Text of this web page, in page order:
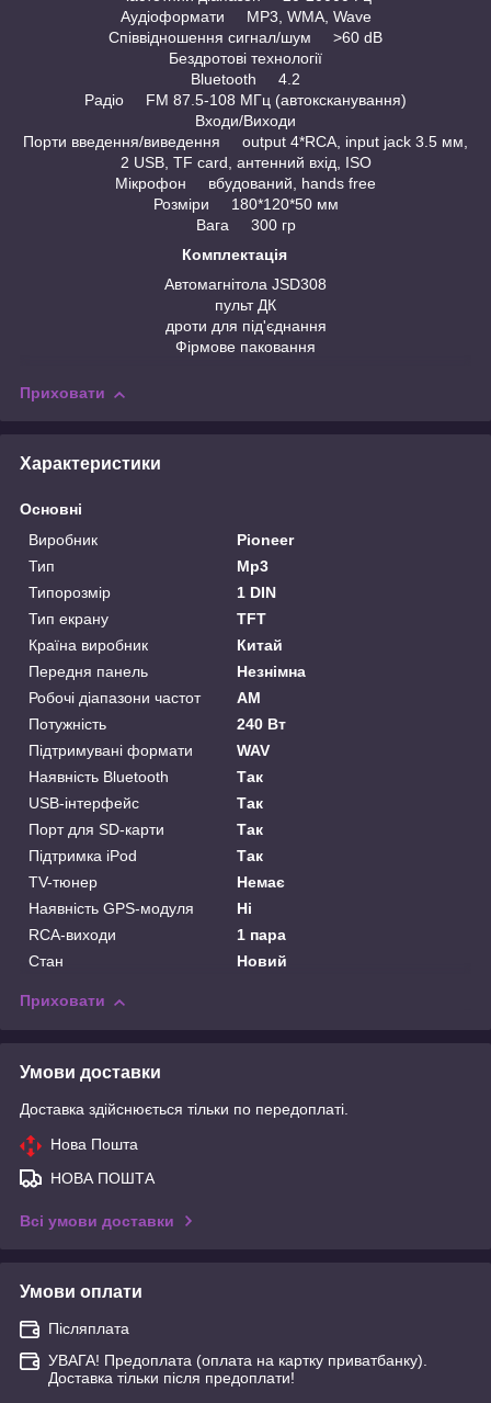
Аудіоформати MP3, WMA, Wave
Співвідношення сигнал/шум >60 dB
Бездротові технології
Bluetooth 4.2
Радіо FM 87.5-108 МГц (автоксканування)
Входи/Виходи
Порти введення/виведення output 4*RCA, input jack 3.5 мм,
2 USB, TF card, антенний вхід, ISO
Мікрофон вбудований, hands free
Розміри 180*120*50 мм
Вага 300 гр
Комплектація
Автомагнітола JSD308
пульт ДК
дроти для під'єднання
Фірмове паковання
Приховати
Характеристики
Основні
Виробник
Pioneer
Тип
Mp3
Типорозмір
1 DIN
Тип екрану
TFT
Країна виробник
Китай
Передня панель
Незнімна
Робочі діапазони частот
AM
Потужність
240 Вт
Підтримувані формати
WAV
Наявність Bluetooth
Так
USB-інтерфейс
Так
Порт для SD-карти
Так
Підтримка iPod
Так
TV-тюнер
Немає
Наявність GPS-модуля
Ні
RCA-виходи
1 пара
Стан
Новий
Приховати
Умови доставки
Доставка здійснюється тільки по передоплаті.
Нова Пошта
НОВА ПОШТА
Всі умови доставки
Умови оплати
Післяплата
УВАГА! Предоплата (оплата на картку приватбанку).
Доставка тільки після предоплати!